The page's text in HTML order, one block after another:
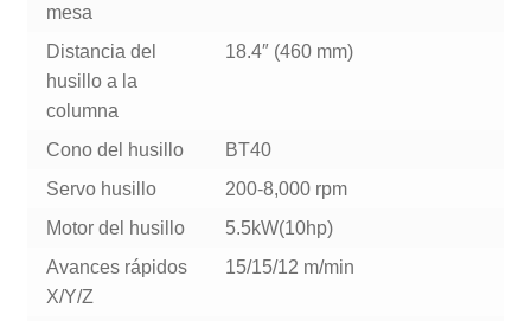
mesa
Distancia del
husillo a la
columna
18.4″ (460 mm)
Cono del husillo
BT40
Servo husillo
200-8,000 rpm
Motor del husillo
5.5kW(10hp)
Avances rápidos
X/Y/Z
15/15/12 m/min